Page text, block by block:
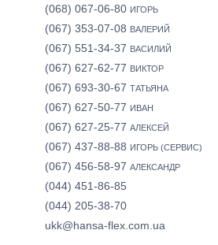
(068) 067-06-80 ИГОРЬ
(067) 353-07-08 ВАЛЕРИЙ
(067) 551-34-37 ВАСИЛИЙ
(067) 627-62-77 ВИКТОР
(067) 693-30-67 ТАТЬЯНА
(067) 627-50-77 ИВАН
(067) 627-25-77 АЛЕКСЕЙ
(067) 437-88-88 ИГОРЬ (СЕРВИС)
(067) 456-58-97 АЛЕКСАНДР
(044) 451-86-85
(044) 205-38-70
ukk@hansa-flex.com.ua